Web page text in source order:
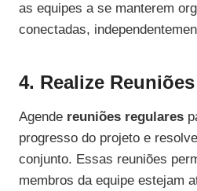
as equipes a se manterem
conectadas,
4. Realize
Agende reuniões regulares
progresso do projeto e
conjunto. Essas reuniões
membros da equipe estejam